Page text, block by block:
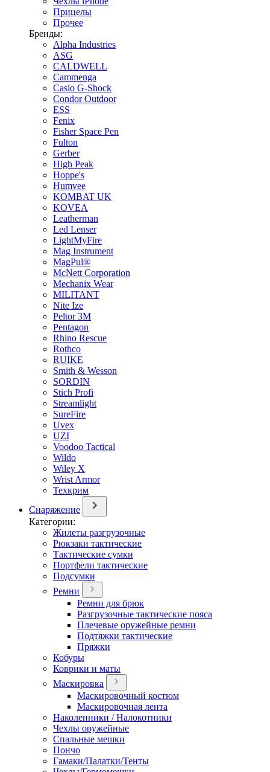
Прицелы
Прочее
Бренды:
Alpha Industries
ASG
CALDWELL
Cammenga
Casio G-Shock
Condor Outdoor
ESS
Fenix
Fisher Space Pen
Fulton
Gerber
High Peak
Hoppe's
Humvee
KOMBAT UK
KOVEA
Leatherman
Led Lenser
LightMyFire
Mag Instrument
MagPul®
McNett Corporation
Mechanix Wear
MILITANT
Nite Ize
Peltor 3M
Pentagon
Rhino Rescue
Rothco
RUIKE
Smith & Wesson
SORDIN
Stich Profi
Streamlight
SureFire
Uvex
UZI
Voodoo Tactical
Wildo
Wiley X
Wrist Armor
Техкрим
Снаряжение
Категории:
Жилеты разгрузочные
Рюкзаки тактические
Тактические сумки
Портфели тактические
Подсумки
Ремни
Ремни для брюк
Разгрузочные тактические пояса
Плечевые оружейные ремни
Подтяжки тактические
Пряжки
Кобуры
Коврики и маты
Маскировка
Маскировочный костюм
Маскировочная лента
Наколенники / Налокотники
Чехлы оружейные
Спальные мешки
Пончо
Гамаки/Палатки/Тенты